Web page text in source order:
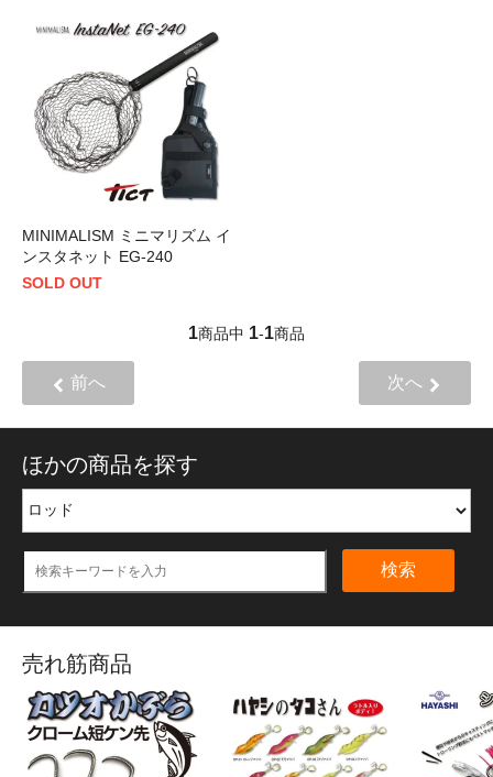
MINIMALISM ミニマリズム イ
ンスタネット EG-240
SOLD OUT
1商品中 1-1商品
前へ 次へ
ほかの商品を探す
検索
売れ筋商品